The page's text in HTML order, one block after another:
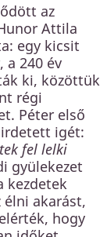
az
Attila
egy kicsit
240 év
ki, közöttük
régi
Péter első
igét:
fel lelki
gyülekezet
kezdetek
élni akarást,
hogy